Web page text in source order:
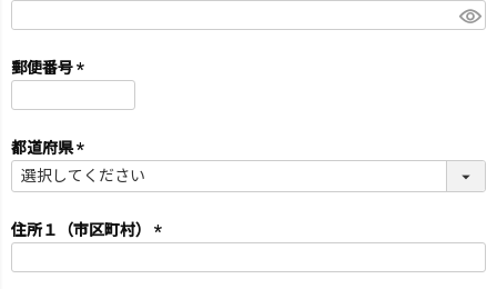
須)
郵便番号
須)
都道府県
(必
須)
住所１（市区町村）
須)